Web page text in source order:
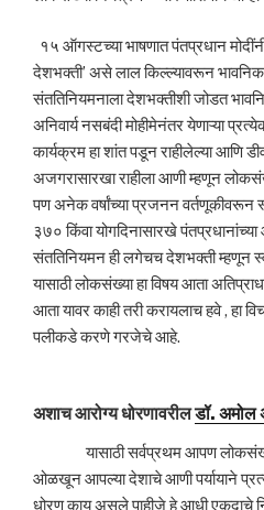
१५ ऑगस्टच्या भाषणात पंतप्रधान
देशभक्ती’ असे लाल किल्ल्यावरून भावनिक
संततिनियमनाला देशभक्तीशी जोडत
अनिवार्य नसबंदी मोहीमेनंतर येणाऱ्या
कार्यक्रम हा शांत पडून राहीलेल्या आणि
अजगरासारखा राहीला आणी म्हणून
पण अनेक वर्षांच्या प्रजनन वर्तणूकीवरून
३७० किंवा योगदिनासारखे
संततिनियमन ही लगेचच देशभक्ती म्हणून
यासाठी लोकसंख्या हा विषय आता
आता यावर काही तरी करायलाच हवे , हा
पलीकडे करणे गरजेचे आहे.
अशाच आरोग्य धोरणावरीलडॉ. अमोल
यासाठी सर्वप्रथम आपण
ओळखून आपल्या देशाचे आणी पर्यायाने
धोरण काय असले पाहीजे हे आधी एकदाचे